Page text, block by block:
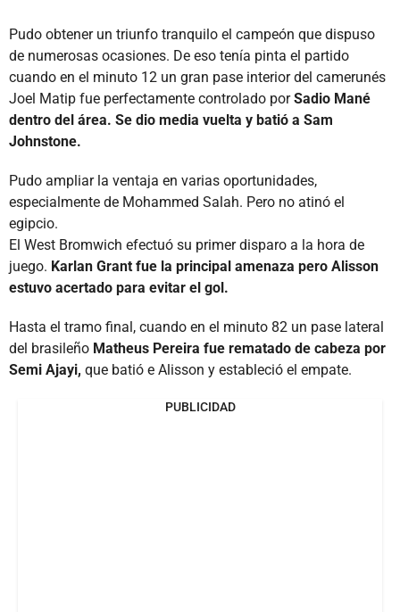
Pudo obtener un triunfo tranquilo el campeón que dispuso
de numerosas ocasiones. De eso tenía pinta el partido
cuando en el minuto 12 un gran pase interior del camerunés
Joel Matip fue perfectamente controlado porSadio Mané
dentro del área. Se dio media vuelta y batió a Sam
Johnstone.
Pudo ampliar la ventaja en varias oportunidades,
especialmente de Mohammed Salah. Pero no atinó el
egipcio.
El West Bromwich efectuó su primer disparo a la hora de
juego. Karlan Grant fue la principal amenaza pero Alisson
estuvo acertado para evitar el gol.
Hasta el tramo final, cuando en el minuto 82 un pase lateral
del brasileño Matheus Pereira fue rematado de cabeza por
Semi Ajayi, que batió e Alisson y estableció el empate.
PUBLICIDAD